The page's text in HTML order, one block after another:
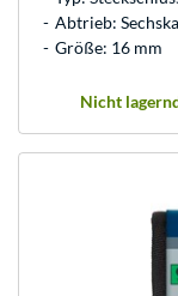
Abtrieb:
Größe: 16 mm
Nicht